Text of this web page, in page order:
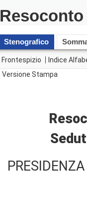
Stenografico
Frontespizio
Indice
Versione Stampa